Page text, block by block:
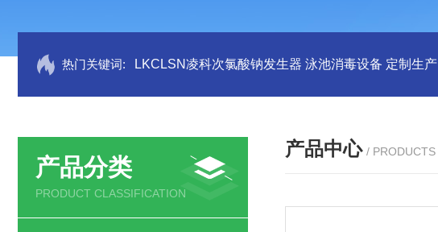
热门关键词: LKCLSN凌科次氯酸钠发生器 泳池消毒设备 定制生产
产品分类
PRODUCT CLASSIFICATION
产品中心 / PRODUCTS